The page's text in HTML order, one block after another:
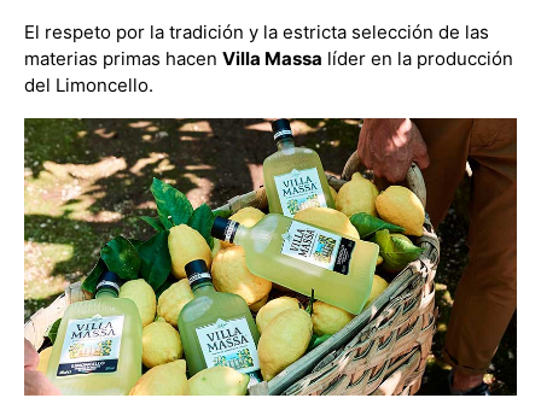
El respeto por la tradición y la estricta selección de las
materias primas hacen Villa Massa líder en la producción
del Limoncello.